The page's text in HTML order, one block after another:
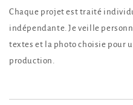
Chaque projet est traité
indépendante. Je veille
textes et la photo choisie pour
production.